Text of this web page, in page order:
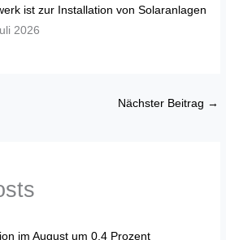
ist zur Installation von Solaranlagen
2026
Nächster Beitrag →